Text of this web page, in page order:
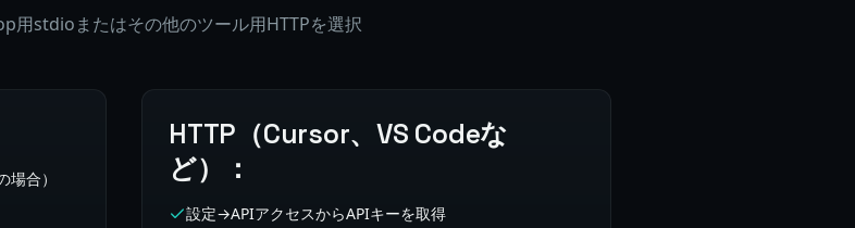
用stdioまたはその他のツール用HTTPを選択
合）
HTTP（Cursor、VS Codeな
ど）：
設定→APIアクセスからAPIキーを取得